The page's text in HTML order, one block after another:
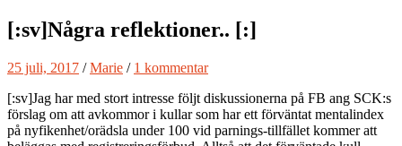
[:sv]Några reflektioner.. [:]
25 juli, 2017 /Marie / 1 kommentar
[:sv]Jag har med stort intresse följt diskussionerna på FB ang SCK:s
förslag om att avkommor i kullar som har ett förväntat mentalindex
på nyfikenhet/orädsla under 100 vid parnings-tillfället kommer att